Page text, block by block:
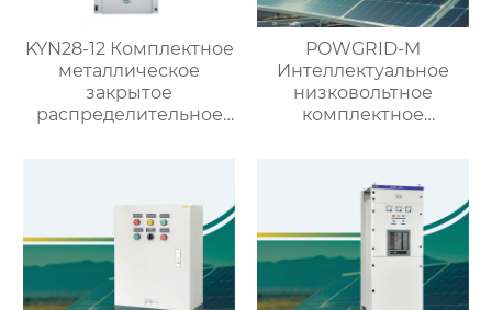
KYN28-12 Комплектное
металлическое
закрытое
распределительное
POWGRID-M
Интеллектуальное
низковольтное
комплектное